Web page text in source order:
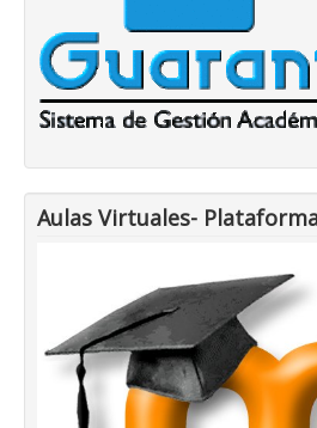
Aulas Virtuales-